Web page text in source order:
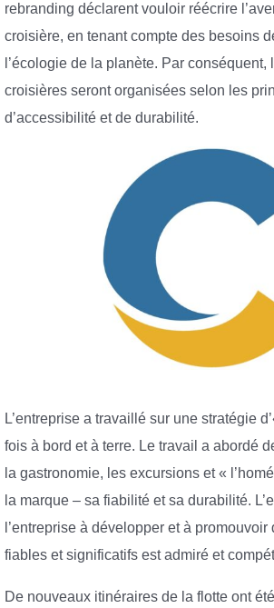
rebranding déclarent vouloir réécrire
croisière, en tenant compte des besoins
l’écologie de la planète. Par conséquent,
croisières seront organisées selon les
d’accessibilité et de durabilité.
L’entreprise a travaillé sur une stratégie
fois à bord et à terre. Le travail a abordé
la gastronomie, les excursions et «
la marque – sa fiabilité et sa durabilité.
l’entreprise à développer et à
fiables et significatifs est admiré et
De nouveaux itinéraires de la flotte ont